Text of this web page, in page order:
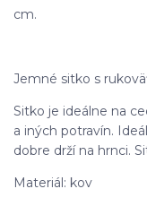
cm.
Jemné sitko s
Sitko je ideálne na
a iných potravín.
dobre drží na hrnci.
Materiál: kov